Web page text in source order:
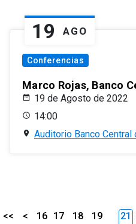
19 AGO
Conferencias
Marco Rojas, Banco
19 de Agosto de 2022
14:00
Auditorio Banco Central
<< < 16 17 18
19
21